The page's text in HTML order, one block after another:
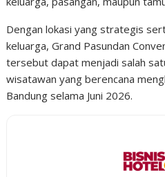
Dengan lokasi yang strategis
keluarga, Grand Pasundan
tersebut dapat menjadi salah
wisatawan yang berencana
Bandung selama Juni 2026.